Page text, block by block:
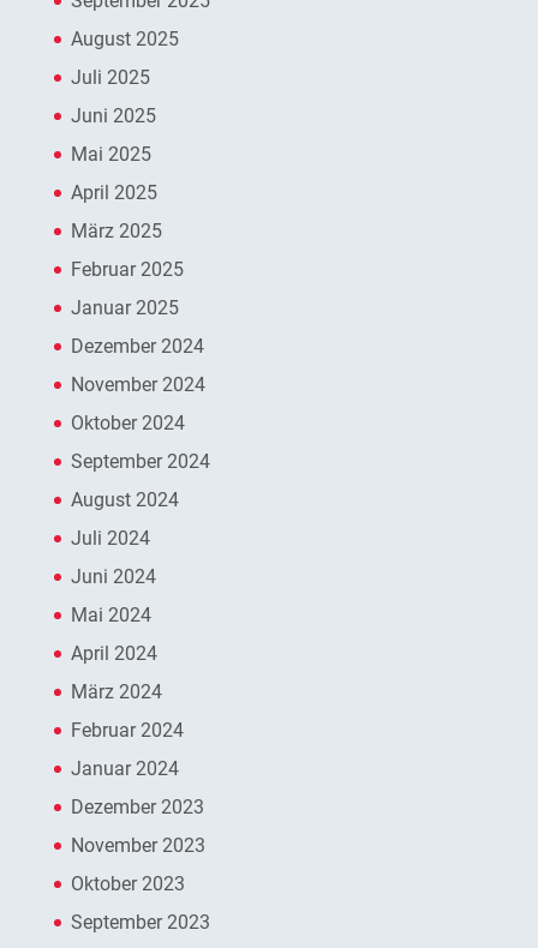
August 2025
Juli 2025
Juni 2025
Mai 2025
April 2025
März 2025
Februar 2025
Januar 2025
Dezember 2024
November 2024
Oktober 2024
September 2024
August 2024
Juli 2024
Juni 2024
Mai 2024
April 2024
März 2024
Februar 2024
Januar 2024
Dezember 2023
November 2023
Oktober 2023
September 2023